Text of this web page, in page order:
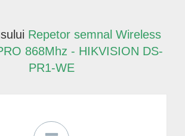
Repetor semnal Wireless
868Mhz - HIKVISION DS-
PR1-WE